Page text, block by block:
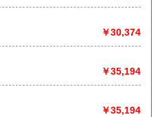
学、自然科学、美術工芸、国
代文献、趣味、外国書、サブ
）
￥30,374
￥35,194
￥35,194